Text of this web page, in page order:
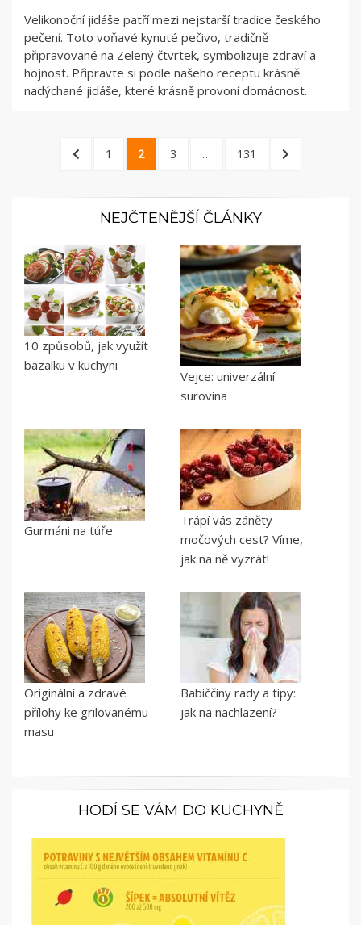
Velikonoční jidáše patří mezi nejstarší tradice českého
pečení. Toto voňavé kynuté pečivo, tradičně
připravované na Zelený čtvrtek, symbolizuje zdraví a
hojnost. Připravte si podle našeho receptu krásně
nadýchané jidáše, které krásně provoní domácnost.
Stránkování
PREVIOUS
PAGE
1 PAGE
2 PAGE
3 … PAGE
131
NEXT
NEJČTENĚJŠÍ ČLÁNKY
10 způsobů, jak využít
bazalku v kuchyni
Vejce: univerzální
surovina
Gurmáni na túře
Trápí vás záněty
močových cest? Víme,
jak na ně vyzrát!
Originální a zdravé
přílohy ke grilovanému
masu
Babiččiny rady a tipy:
jak na nachlazení?
HODÍ SE VÁM DO KUCHYNĚ